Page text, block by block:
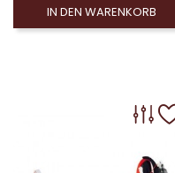
IN DEN WARENKORB
Coloré
Klarer
Coloré